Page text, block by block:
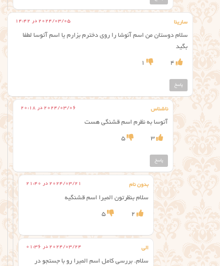
سارینا 2024/03/05 در 14:42
سلام دوستان من اسم آنوشا را روی دخترم بزارم یا اسم آتوسا لطفا
بگید
4
1
پاسخ
ناشناس 2024/03/06 در 20:18
آتوسا به نظرم اسم قشنگی هست
3
5
پاسخ
بدون نام 2024/03/21 در 21:40
سلام بنظرتون المیرا اسم قشنگیه
2
5
الی 2024/03/24 در 01:36
سلام. بررسی کامل اسم المیرا رو با جستجو در